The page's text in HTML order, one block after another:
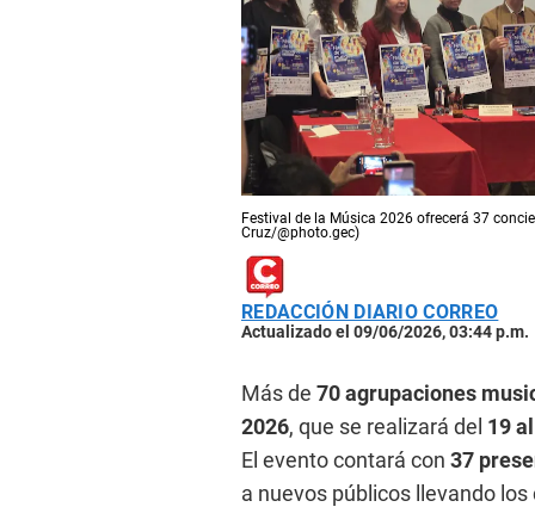
Festival de la Música 2026 ofrecerá 37
Cruz/@photo.gec)
REDACCIÓN DIARIO CORREO
Actualizado el 09/06/2026, 03:44 p.m.
Más de 70 agrupaciones
2026, que se realizará del 19
El evento contará con 37
a nuevos públicos llevando